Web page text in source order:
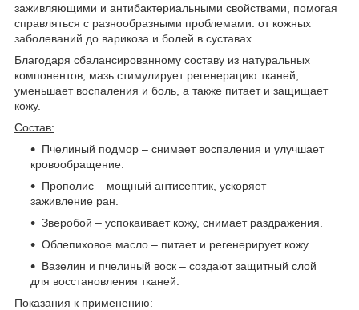
заживляющими и антибактериальными свойствами, помогая
справляться с разнообразными проблемами: от кожных
заболеваний до варикоза и болей в суставах.
Благодаря сбалансированному составу из натуральных
компонентов, мазь стимулирует регенерацию тканей,
уменьшает воспаления и боль, а также питает и защищает
кожу.
Состав:
Пчелиный подмор – снимает воспаления и улучшает
кровообращение.
Прополис – мощный антисептик, ускоряет
заживление ран.
Зверобой – успокаивает кожу, снимает раздражения.
Облепиховое масло – питает и регенерирует кожу.
Вазелин и пчелиный воск – создают защитный слой
для восстановления тканей.
Показания к применению: